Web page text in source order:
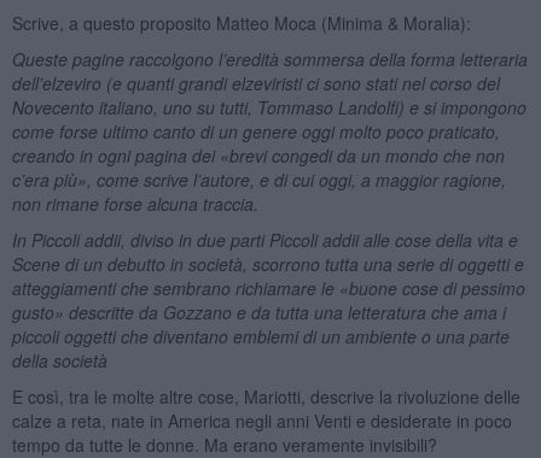
Scrive, a questo proposito Matteo Moca (Minima & Moralia):
Queste pagine raccolgono l’eredità sommersa della forma letteraria
dell’elzeviro (e quanti grandi elzeviristi ci sono stati nel corso del
Novecento italiano, uno su tutti, Tommaso Landolfi) e si impongono
come forse ultimo canto di un genere oggi molto poco praticato,
creando in ogni pagina dei «brevi congedi da un mondo che non
c’era più», come scrive l’autore, e di cui oggi, a maggior ragione,
non rimane forse alcuna traccia.
In Piccoli addii, diviso in due parti Piccoli addii alle cose della vita e
Scene di un debutto in società, scorrono tutta una serie di oggetti e
atteggiamenti che sembrano richiamare le «buone cose di pessimo
gusto» descritte da Gozzano e da tutta una letteratura che ama i
piccoli oggetti che diventano emblemi di un ambiente o una parte
della società
E così, tra le molte altre cose, Mariotti, descrive la rivoluzione delle
calze a reta, nate in America negli anni Venti e desiderate in poco
tempo da tutte le donne. Ma erano veramente invisibili?